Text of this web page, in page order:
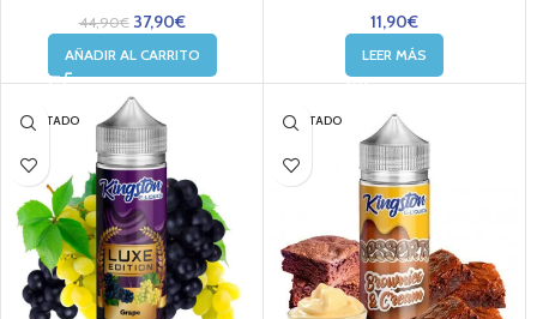
44,90€ 37,90€
AÑADIR AL CARRITO
11,90€
LEER MÁS
AGOTADO AGOTADO